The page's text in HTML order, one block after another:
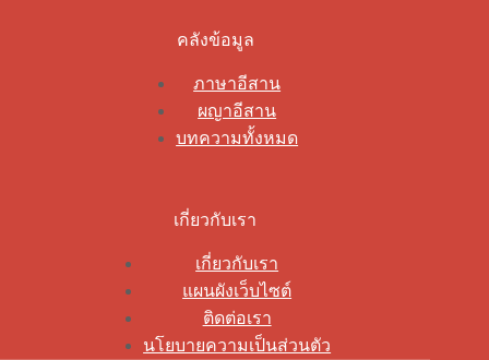
คลังข้อมูล
ภาษาอีสาน
ผญาอีสาน
บทความทั้งหมด
เกี่ยวกับเรา
เกี่ยวกับเรา
แผนผังเว็บไซต์
ติดต่อเรา
นโยบายความเป็นส่วนตัว